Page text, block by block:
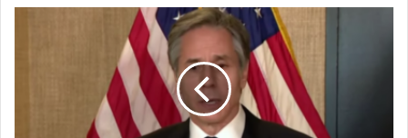
Исследование показало, что в Портленде
самый высокий уровень угона
автомобилей на душу населения в США